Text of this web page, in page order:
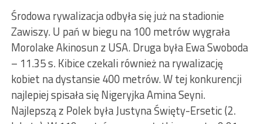
Środowa rywalizacja odbyła się już na stadionie
Zawiszy. U pań w biegu na 100 metrów wygrała
Morolake Akinosun z USA. Druga była Ewa Swoboda
– 11.35 s. Kibice czekali również na rywalizację
kobiet na dystansie 400 metrów. W tej konkurencji
najlepiej spisała się Nigeryjka Amina Seyni.
Najlepszą z Polek była Justyna Święty-Ersetic (2.